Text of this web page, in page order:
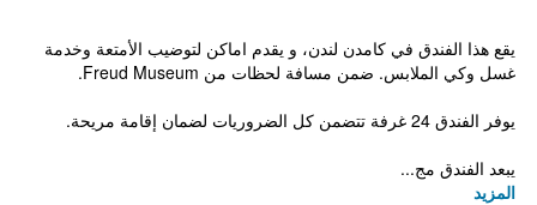
يقع هذا الفندق في كامدن لندن، و يقدم اماكن لتوضيب الأمتعة وخدمة
غسل وكي الملابس. ضمن مسافة لحظات من Freud Museum.
يوفر الفندق 24 غرفة تتضمن كل الضروريات لضمان إقامة مريحة.
يبعد الفندق مج...
المزيد